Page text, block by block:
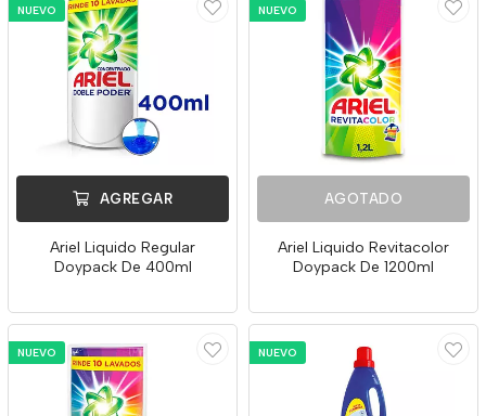
NUEVO
AGREGAR
Ariel Liquido Regular
Doypack De 400ml
NUEVO
AGOTADO
Ariel Liquido Revitacolor
Doypack De 1200ml
NUEVO NUEVO